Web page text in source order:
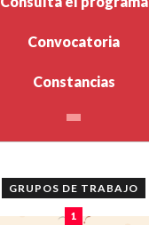
Convocatoria
Constancias
GRUPOS DE TRABAJO
1